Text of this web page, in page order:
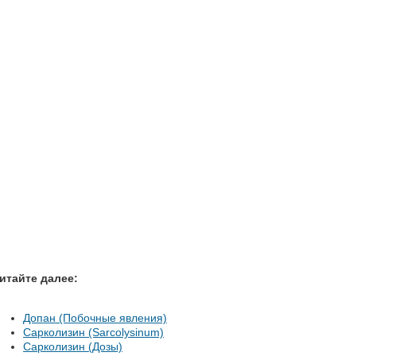
далее:
Допан (Побочные явления)
Сарколизин (Sarcolysinum)
Сарколизин (Дозы)